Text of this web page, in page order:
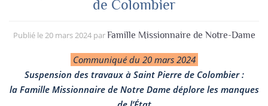
de Colombier
Publié le20 mars 2024 parFamille Missionnaire de Notre-Dame
Communiqué du 20 mars 2024
Suspension des travaux à Saint Pierre de Colombier :
la Famille Missionnaire de Notre Dame déplore les manques